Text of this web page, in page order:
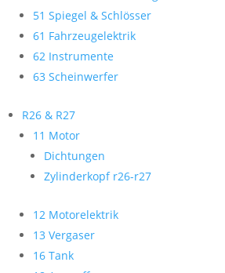
51 Spiegel & Schlösser
61 Fahrzeugelektrik
62 Instrumente
63 Scheinwerfer
R26 & R27
11 Motor
Dichtungen
Zylinderkopf r26-r27
12 Motorelektrik
13 Vergaser
16 Tank